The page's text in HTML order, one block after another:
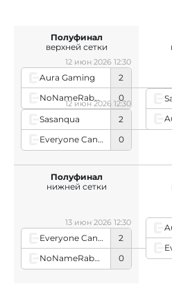
Aura Gaming
2
NoNameRabbit
0
12 июн 2026 12:30
Sasanqua
2
Everyone Can Shine
0
12 июн 2026 12:30
Полуфинал
верхней сетки
Everyone Can Shine
2
NoNameRabbit
0
13 июн 2026 12:30
Полуфинал
нижней сетки